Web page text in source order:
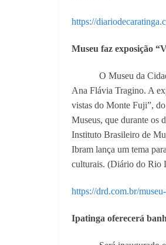
https://
Museu faz exposição
O Museu da
Ana Flávia Tragino. A
vistas do Monte Fuji”,
Museus, que durante os
Instituto Brasileiro de
Ibram lança um tema
culturais. (Diário do Rio
https://drd.com.br/
Ipatinga oferecerá